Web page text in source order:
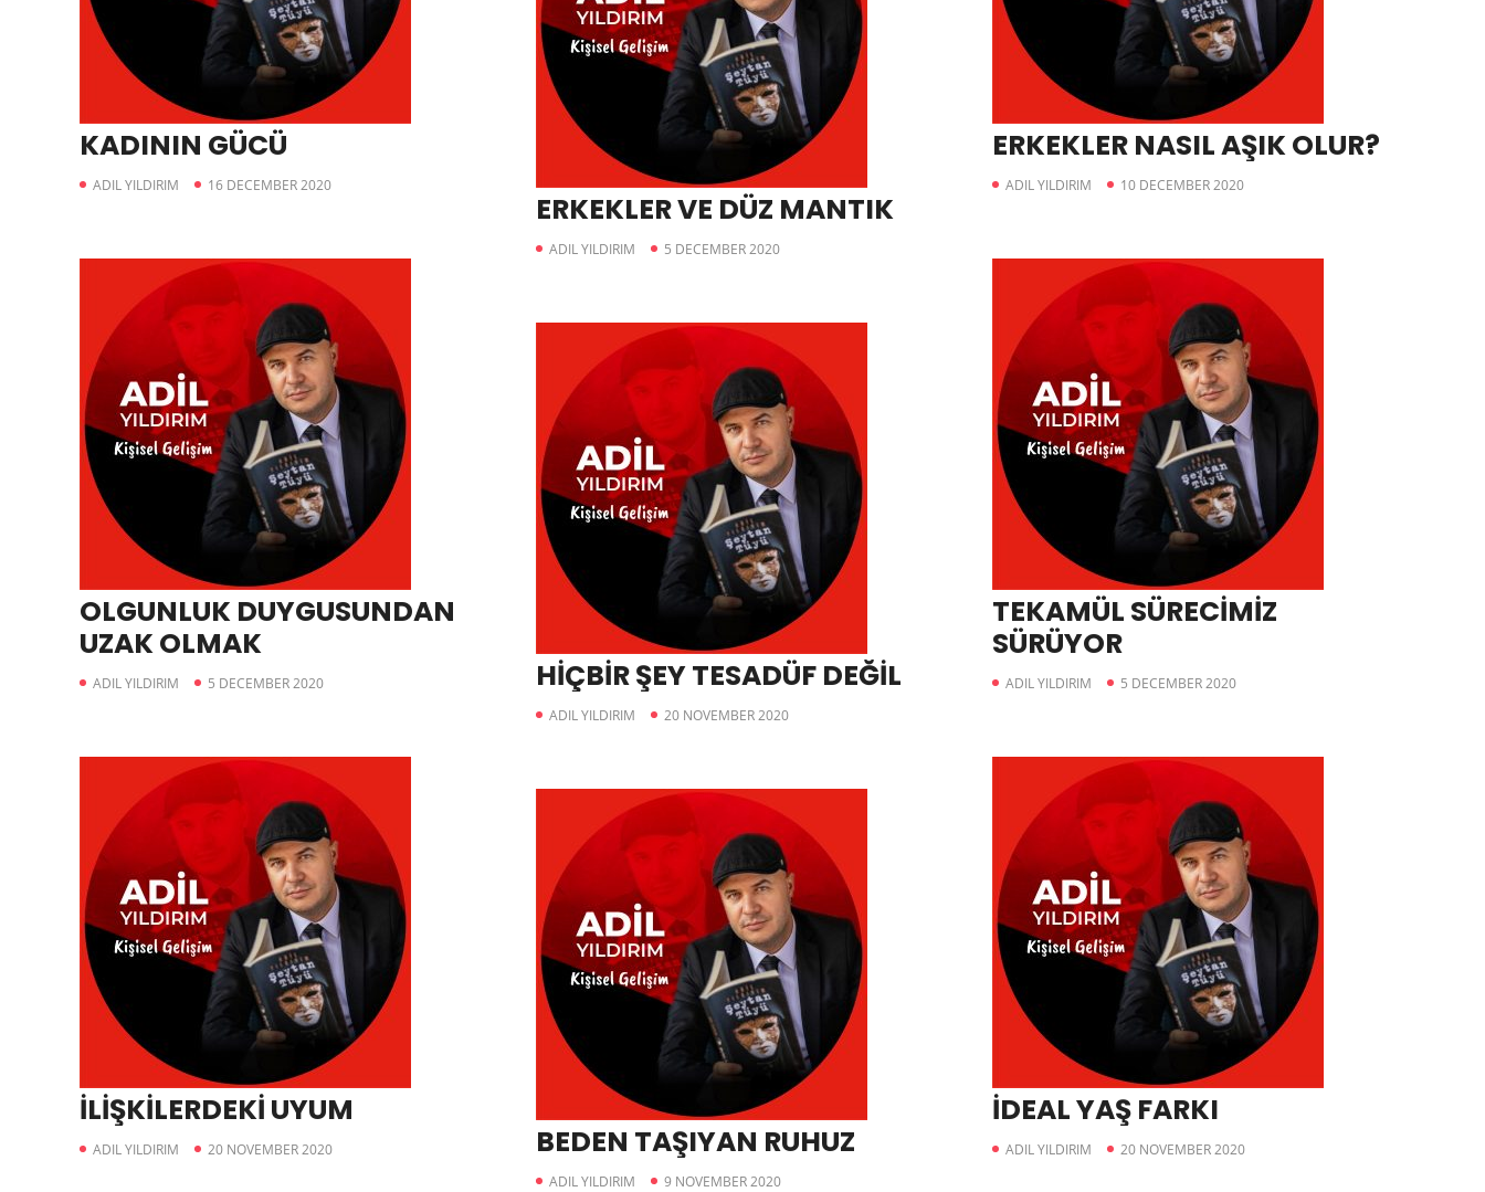
KADININ GÜCÜ
ADIL YILDIRIM 16 DECEMBER 2020
ERKEKLER NASIL AŞIK OLUR?
ADIL YILDIRIM 10 DECEMBER 2020
ERKEKLER VE DÜZ MANTIK
ADIL YILDIRIM 5 DECEMBER 2020
OLGUNLUK DUYGUSUNDAN
UZAK OLMAK
ADIL YILDIRIM 5 DECEMBER 2020
TEKAMÜL SÜRECİMİZ
SÜRÜYOR
ADIL YILDIRIM 5 DECEMBER 2020
HİÇBİR ŞEY TESADÜF DEĞİL
ADIL YILDIRIM 20 NOVEMBER 2020
İLİŞKİLERDEKİ UYUM
ADIL YILDIRIM 20 NOVEMBER 2020
İDEAL YAŞ FARKI
ADIL YILDIRIM 20 NOVEMBER 2020
BEDEN TAŞIYAN RUHUZ
ADIL YILDIRIM 9 NOVEMBER 2020